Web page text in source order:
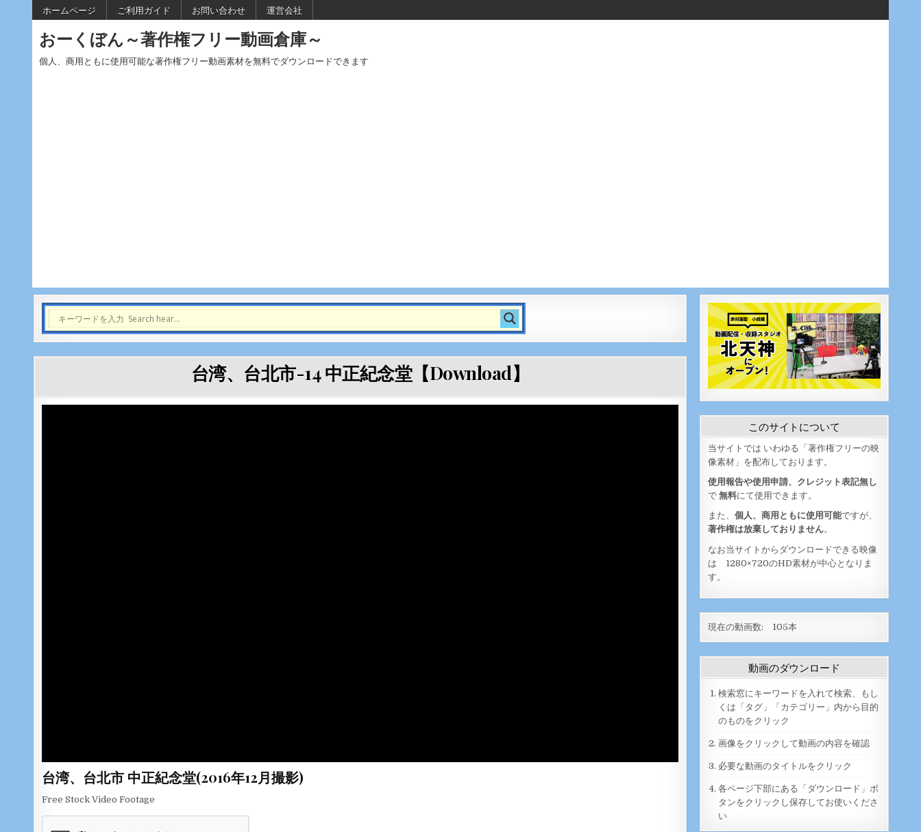
Skip to contentホームページ ご利用ガイド お問い合わせ 運営会社
おーくぼん～著作権フリー動画倉庫～
個人、商用ともに使用可能な著作権フリー動画素材を無料でダウンロードできます
台湾、台北市-14 中正紀念堂【Download】
台湾、台北市 中正紀念堂(2016年12月撮影)
Free Stock Video Footage
このサイトについて
当サイトでは いわゆる「著作権フリーの映
像素材」を配布しております。
使用報告や使用申請、クレジット表記無し
で 無料にて使用できます。
また、 個人、商用ともに使用可能ですが、
著作権は放棄しておりません。
なお当サイトからダウンロードできる映像
は 1280×720のHD素材が中心となりま
す。
現在の動画数: 105本
動画のダウンロード
検索窓にキーワードを入れて検索、もし
くは「タグ」「カテゴリー」内から目的
のものをクリック
画像をクリックして動画の内容を確認
必要な動画のタイトルをクリック
各ページ下部にある「ダウンロード」ボ
タンをクリックし保存してお使いくださ
い